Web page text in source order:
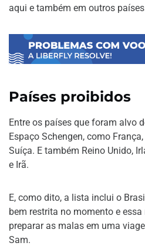
aqui e também em outros
Países proibidos
Entre os países que foram alvo
Espaço Schengen, como
Suíça. E também Reino Unido,
e Irã.
E, como dito, a lista inclui o
bem restrita no momento e
preparar as malas em uma
Sam.